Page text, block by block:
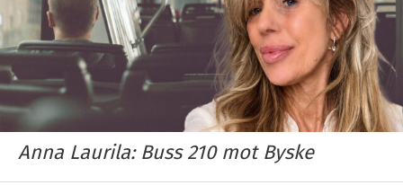
Anna Laurila: Buss 210 mot Byske